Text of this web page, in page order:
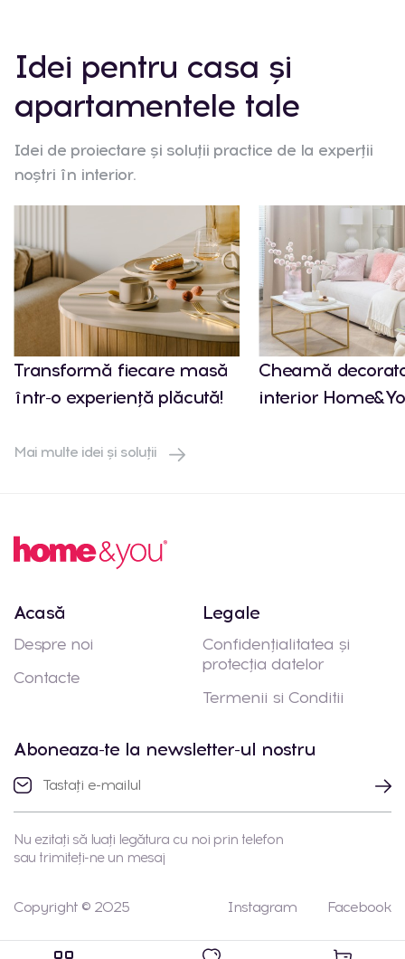
Idei pentru casa și
apartamentele tale
Idei de proiectare și soluții practice de la experții
noștri în interior.
Transformă fiecare masă
într-o experiență plăcută!
Cheamă
interior
Mai multe idei și soluții
Acasă
Despre noi
Contacte
Legale
Confidențialitatea și
protecția datelor
Termenii si Conditii
Aboneaza-te la newsletter-ul nostru
Nu ezitați să luați legătura cu noi prin telefon
sau trimiteți-ne un mesaj
Copyright © 2025 Instagram Facebook